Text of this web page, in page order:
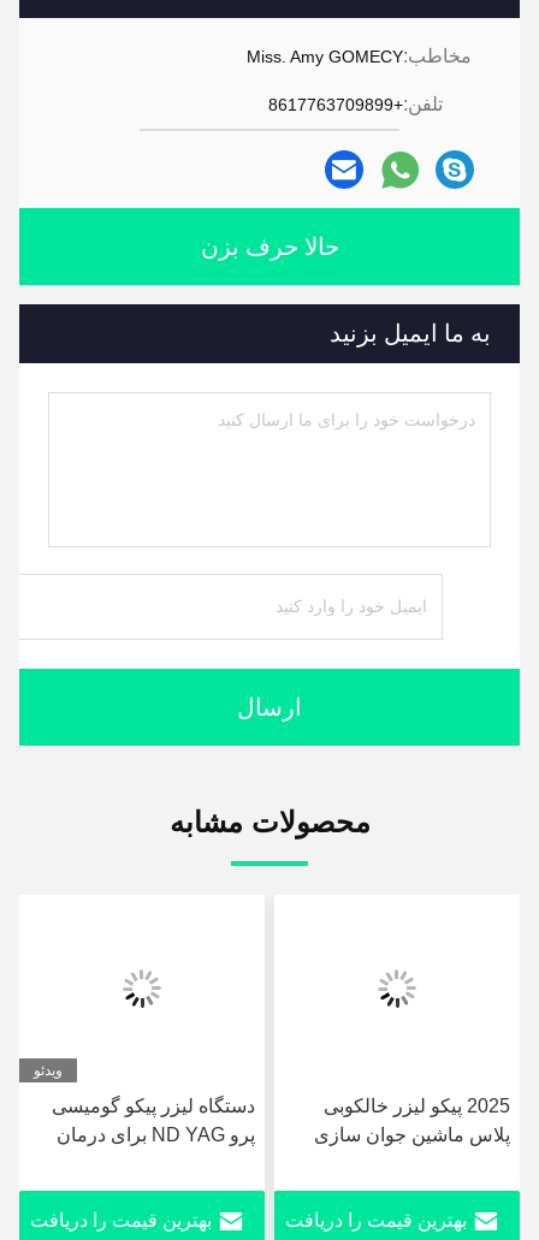
مخاطب:Miss. Amy GOMECY
تلفن:+8617763709899
حالا حرف بزن
به ما ایمیل بزنید
ارسال
محصولات مشابه
دستگاه لیزر پیکو گومیسی
پرو ND YAG برای درمان
حذف خالکوبی
بهترین قیمت را دریافت
دستگاه پوست پوست
بهترین قیمت را